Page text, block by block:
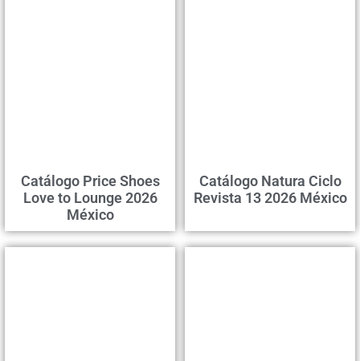
Catálogo Price Shoes
Love to Lounge 2026
México
Catálogo Natura Ciclo
Revista 13 2026 México